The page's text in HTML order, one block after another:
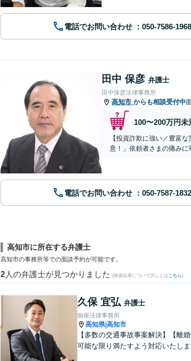
電話でお問い合わせ
田中 保彦 弁護士
田中保彦法律事務所
高知市 からも相談受付中
100〜200万円
【投資詐欺に強い／豊富
意！」依頼者さまの痛みに
電話でお問い合わせ
高知市に所在する弁護士
高知市の事務所等での面談予約が可能です。
2 人の弁護士が見つかりました (検索結果について詳しくは こちら)
久保 宜弘 弁護士
御座法律事務所
高知県|高知市
【多数の交通事故事案解決】【離
可能な限り満たすよう対応いたし